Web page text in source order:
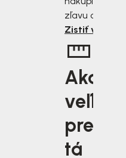
zľavu od nás
Zistiť viac
Aká
veľkosť
pre vás
tá